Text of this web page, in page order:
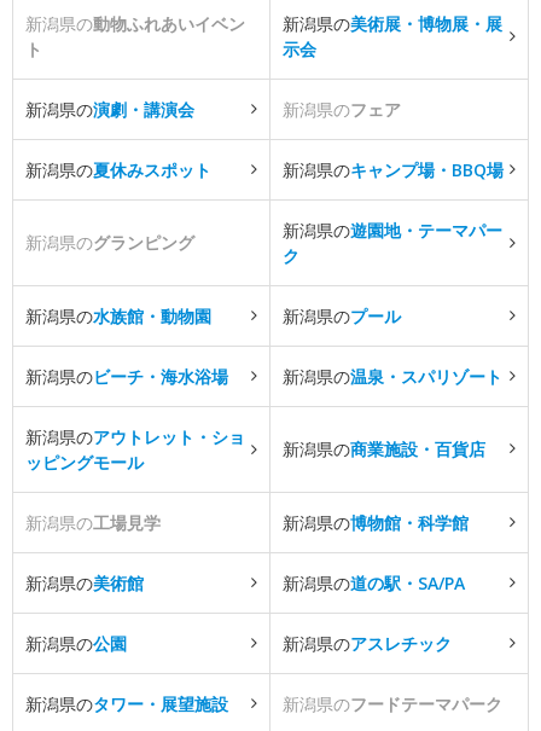
新潟県の動物ふれあいイベン
ト
新潟県の美術展・博物展・展
示会
新潟県の演劇・講演会 新潟県のフェア
新潟県の夏休みスポット 新潟県のキャンプ場・BBQ場
新潟県のグランピング
新潟県の遊園地・テーマパー
ク
新潟県の水族館・動物園 新潟県のプール
新潟県のビーチ・海水浴場 新潟県の温泉・スパリゾート
新潟県のアウトレット・ショ
ッピングモール
新潟県の商業施設・百貨店
新潟県の工場見学 新潟県の博物館・科学館
新潟県の美術館 新潟県の道の駅・SA/PA
新潟県の公園 新潟県のアスレチック
新潟県のタワー・展望施設 新潟県のフードテーマパーク